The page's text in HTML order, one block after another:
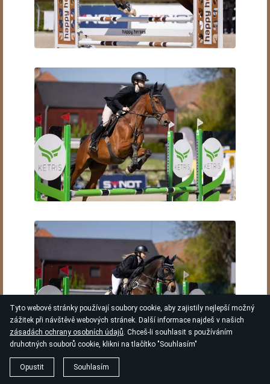
Tyto webové stránky používají soubory cookie, aby zajistily nejlepší možný
zážitek při návštěvě webových stránek. Další informace najdeš v našich
zásadách ochrany osobních údajů. Chceš-li souhlasit s používáním
druhotných souborů cookie, klikni na tlačítko "Souhlasím"
Opustit Souhlasím